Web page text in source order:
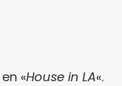
«House in LA«.